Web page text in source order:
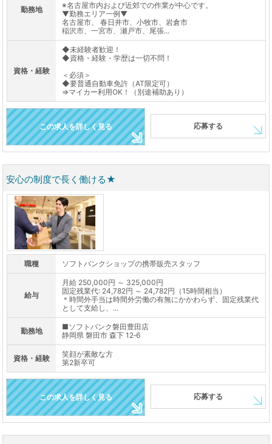
勤務地
※名古屋市内および近郊での作業が中心です。
▼勤務エリア一例▼
名古屋市、 春日井市、小牧市、岩倉市
稲沢市、一宮市、瀬戸市、尾張...
資格・経験
◆未経験者歓迎！
◆資格・経験・学歴は一切不問！
＜必須＞
◆要普通自動車免許（AT限定可）
⇒マイカー利用OK！（別途補助あり）
この求人を詳しく見る 応募する
安心の制度で長く働ける★
職種 ソフトバンクショップの携帯販売スタッフ
給与
月給 250,000円 ～ 325,000円
固定残業代: 24,782円 ～ 24,782円（15時間相当）
＊時間外手当は時間外労働の有無にかかわらず、固定残業代
として支給し、...
勤務地
■ソフトバンク磐田豊田店
静岡県 磐田市 森下 12‐6
資格・経験
笑顔が素敵な方
第2新卒可
この求人を詳しく見る 応募する